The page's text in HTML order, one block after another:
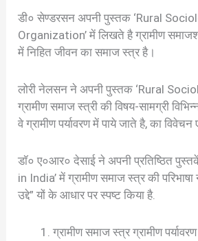
डी० सेण्डरसन अपनी पुस्तक ‘Rural
Organization’ में लिखते है ग्रामीण
में निहित जीवन का समाज स्त्र है।
लोरी नेलसन ने अपनी पुस्तक ‘Rural
ग्रामीण समाज स्त्री की विषय-सामग्री
वे ग्रामीण पर्यावरण में पाये जाते है, का विवेचन
डॉ० ए०आर० देसाई ने अपनी प्रतिष्ठित
in India’ में ग्रामीण समाज स्त्र की
उद्दे” यों के आधार पर स्पष्ट किया है.
ग्रामीण समाज स्त्र ग्रामीण